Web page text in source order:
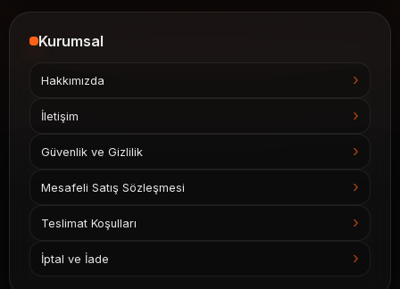
Kurumsal
Hakkımızda
İletişim
Güvenlik ve Gizlilik
Mesafeli Satış Sözleşmesi
Teslimat Koşulları
İptal ve İade